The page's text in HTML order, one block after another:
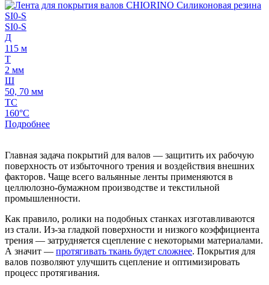
SI0-S
Д
115 м
Т
2 мм
Ш
50, 70 мм
ТС
160°C
Подробнее
Главная задача покрытий для валов — защитить их рабочую
поверхность от избыточного трения и воздействия внешних
факторов. Чаще всего вальянные ленты применяются в
целлюлозно-бумажном производстве и текстильной
промышленности.
Как правило, ролики на подобных станках изготавливаются
из стали. Из-за гладкой поверхности и низкого коэффициента
трения — затрудняется сцепление с некоторыми материалами.
А значит — протягивать ткань будет сложнее. Покрытия для
валов позволяют улучшить сцепление и оптимизировать
процесс протягивания.